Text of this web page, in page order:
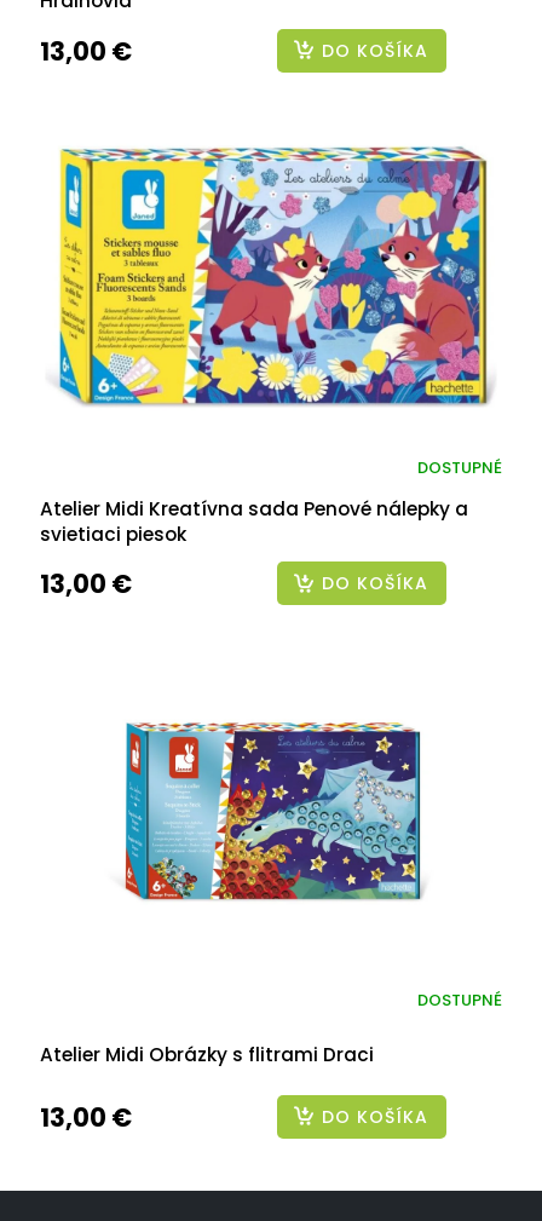
13,00 € DO KOŠÍKA
Atelier Midi Kreatívna sada Penové nálepky a
svietiaci piesok
DOSTUPNÉ
13,00 € DO KOŠÍKA
Atelier Midi Obrázky s flitrami Draci
DOSTUPNÉ
13,00 € DO KOŠÍKA
Z